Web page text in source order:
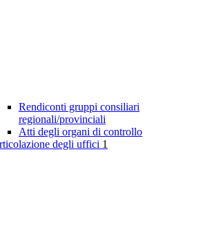
Rendiconti gruppi consiliari
regionali/provinciali
Atti degli organi di controllo
degli uffici 1